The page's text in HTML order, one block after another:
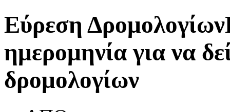
Εύρεση Δρομολογίων
ημερομηνία για να
δρομολογίων